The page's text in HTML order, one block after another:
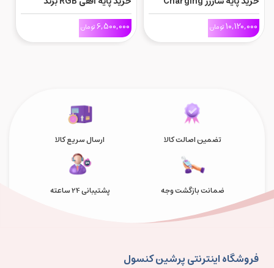
Dock Oivo برای Nintendo
Switch2
10,120,000تومان
PGTECH مخصوص PS5 Slim
6,500,000تومان
تضمین اصالت کالا ارسال سریع کالا
ضمانت بازگشت وجه پشتیبانی 24 ساعته
فروشگاه اینترنتی پرشین کنسول